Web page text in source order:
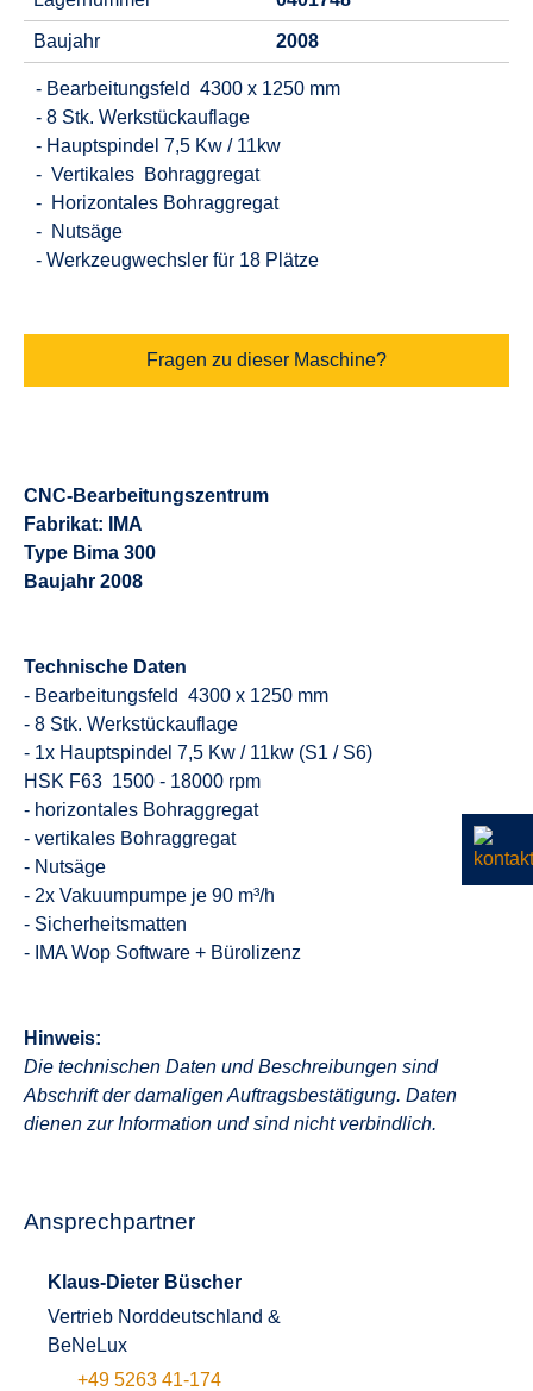
Baujahr 2008
- Bearbeitungsfeld 4300 x 1250 mm
- 8 Stk. Werkstückauflage
- Hauptspindel 7,5 Kw / 11kw
- Vertikales Bohraggregat
- Horizontales Bohraggregat
- Nutsäge
- Werkzeugwechsler für 18 Plätze
Fragen zu dieser Maschine?
CNC-Bearbeitungszentrum
Fabrikat: IMA
Type Bima 300
Baujahr 2008
Technische Daten
- Bearbeitungsfeld 4300 x 1250 mm
- 8 Stk. Werkstückauflage
- 1x Hauptspindel 7,5 Kw / 11kw (S1 / S6)
HSK F63 1500 - 18000 rpm
- horizontales Bohraggregat
- vertikales Bohraggregat
- Nutsäge
- 2x Vakuumpumpe je 90 m³/h
- Sicherheitsmatten
- IMA Wop Software + Bürolizenz
Hinweis:
Die technischen Daten und Beschreibungen sind
Abschrift der damaligen Auftragsbestätigung. Daten
dienen zur Information und sind nicht verbindlich.
Ansprechpartner
Klaus-Dieter Büscher
Vertrieb Norddeutschland &
BeNeLux
+49 5263 41-174